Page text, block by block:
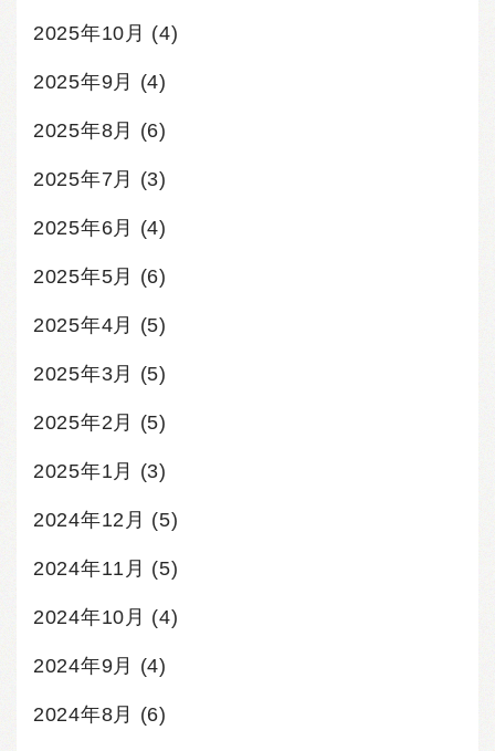
2025年10月 (4)
2025年9月 (4)
2025年8月 (6)
2025年7月 (3)
2025年6月 (4)
2025年5月 (6)
2025年4月 (5)
2025年3月 (5)
2025年2月 (5)
2025年1月 (3)
2024年12月 (5)
2024年11月 (5)
2024年10月 (4)
2024年9月 (4)
2024年8月 (6)